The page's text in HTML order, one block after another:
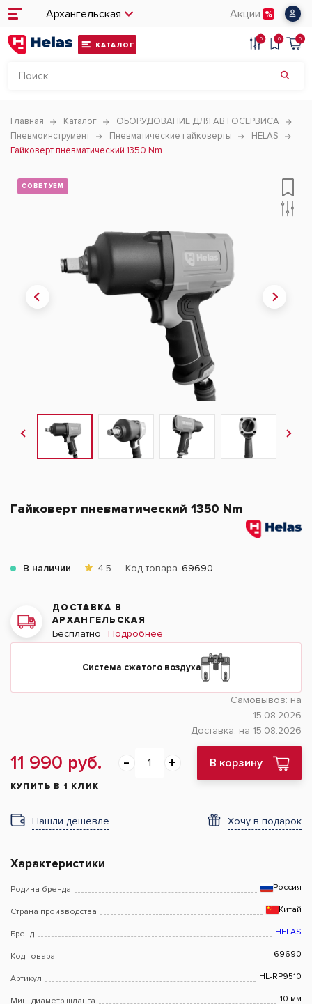
Архангельская Акции
КАТАЛОГ
0 0 0
Главная Каталог
ОБОРУДОВАНИЕ ДЛЯ АВТОСЕРВИСА
Пневмоинструмент
Пневматические гайковерты
HELAS
Гайковерт пневматический 1350 Nm
СОВЕТУЕМ
Гайковерт пневматический 1350 Nm
В наличии 4.5 Код товара 69690
ДОСТАВКА В
АРХАНГЕЛЬСКАЯ
Бесплатно Подробнее
Система сжатого воздуха
Самовывоз: на
15.08.2026
Доставка: на 15.08.2026
11 990 руб. В корзину
КУПИТЬ В 1 КЛИК
Нашли дешевле Хочу в подарок
Характеристики
Родина бренда Россия
Страна производства Китай
Бренд HELAS
Код товара 69690
Артикул HL-RP9510
Мин. диаметр шланга 10 мм